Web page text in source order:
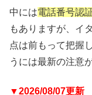
中には電話番号認
もありますが、イ
点は前もって把握
うには最新の注意
▼2026/08/07更新